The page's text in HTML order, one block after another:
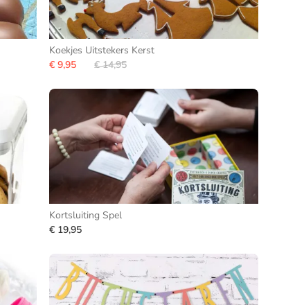
Koekjes Uitstekers Kerst
€ 9,95
€ 14,95
Kortsluiting Spel
€ 19,95